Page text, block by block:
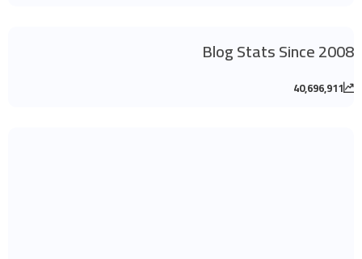
Blog Stats Since 2008
40,696,911